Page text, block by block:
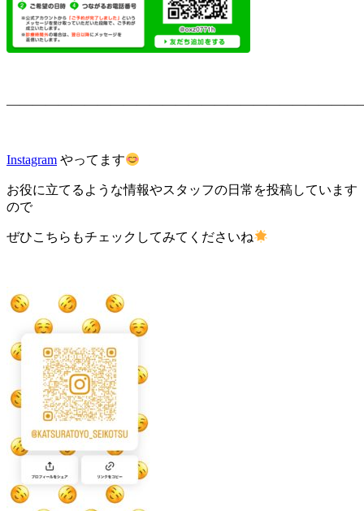
Instagram やってます
お役に立てるような情報やスタッフの日常を投稿しています
ので
ぜひこちらもチェックしてみてくださいね